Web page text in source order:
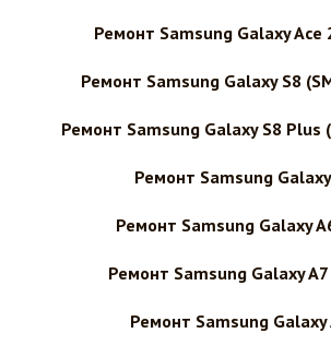
Ремонт Samsung Galaxy Ace
Ремонт Samsung Galaxy S8
Ремонт Samsung Galaxy S8 Plus
Ремонт Samsung
Ремонт Samsung Galaxy
Ремонт Samsung Galaxy
Ремонт Samsung Galaxy